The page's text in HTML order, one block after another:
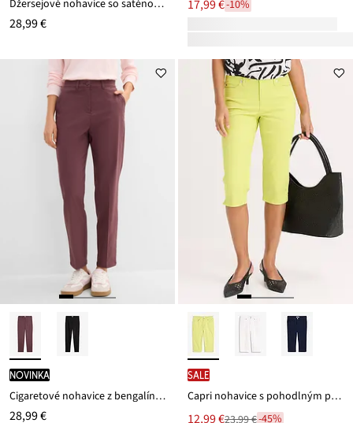
Džersejové nohavice so saténovou stuhou
28,99 €
17,99 €-10%
novinka
Cigaretové nohavice z bengalínu, kašírujú brucho
28,99 €
SALE
Capri nohavice s pohodlným pásom
Nová
12,99 € -45%